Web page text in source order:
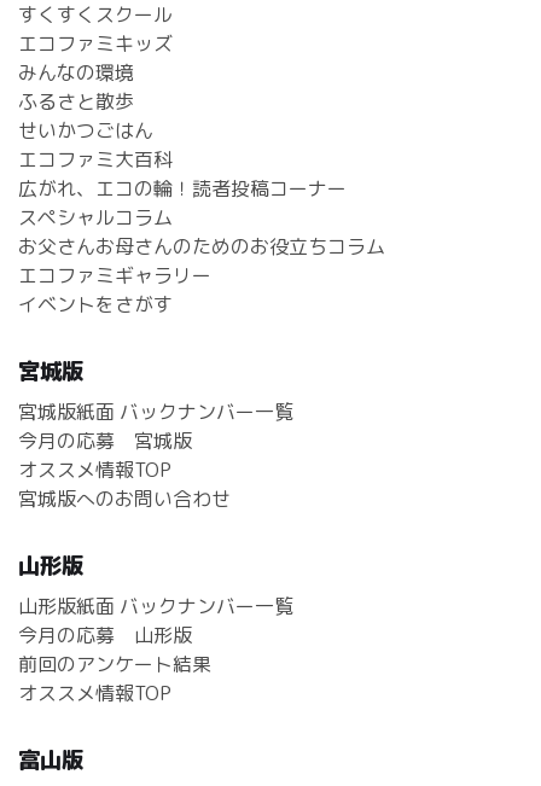
すくすくスクール
エコファミキッズ
みんなの環境
ふるさと散歩
せいかつごはん
エコファミ大百科
広がれ、エコの輪！読者投稿コーナー
スペシャルコラム
お父さんお母さんのためのお役立ちコラム
エコファミギャラリー
イベントをさがす
宮城版
宮城版紙面 バックナンバー一覧
今月の応募 宮城版
オススメ情報TOP
宮城版へのお問い合わせ
山形版
山形版紙面 バックナンバー一覧
今月の応募 山形版
前回のアンケート結果
オススメ情報TOP
富山版